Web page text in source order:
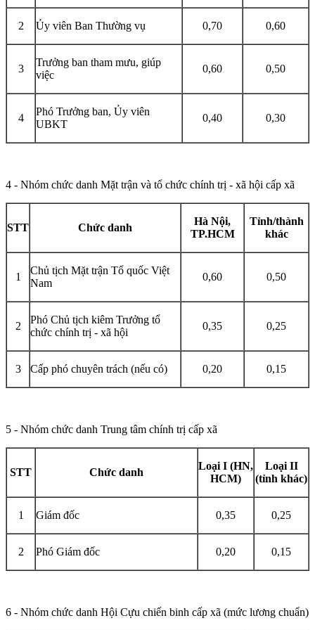
2 Ủy viên Ban Thường vụ 0,70 0,60
3
Trưởng ban tham mưu, giúp
việc
0,60 0,50
4
Phó Trưởng ban, Ủy viên
UBKT
0,40 0,30
4 - Nhóm chức danh Mặt trận và tổ chức chính trị - xã hội cấp xã
STT Chức danh
Hà Nội,
TP.HCM
Tỉnh/thành
khác
1
Chủ tịch Mặt trận Tổ quốc Việt
Nam
0,60 0,50
2
Phó Chủ tịch kiêm Trưởng tổ
chức chính trị - xã hội
0,35 0,25
3 Cấp phó chuyên trách (nếu có) 0,20 0,15
5 - Nhóm chức danh Trung tâm chính trị cấp xã
STT Chức danh
Loại I (HN,
HCM)
Loại II
(tỉnh khác)
1 Giám đốc 0,35 0,25
2 Phó Giám đốc 0,20 0,15
6 - Nhóm chức danh Hội Cựu chiến binh cấp xã (mức lương chuẩn)